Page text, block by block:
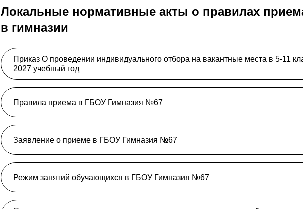
Локальные нормативные акты о правилах
в гимназии
Приказ О проведении индивидуального отбора на вакантные места в 5-11
2027 учебный год
Правила приема в ГБОУ Гимназия №67
Заявление о приеме в ГБОУ Гимназия №67
Режим занятий обучающихся в ГБОУ Гимназия №67